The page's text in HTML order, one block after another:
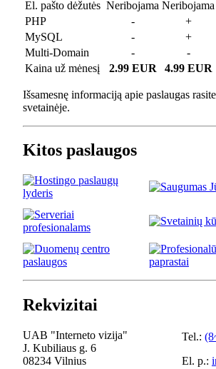
El. pašto dėžutės Neribojama Neribojama
PHP
- +
MySQL
- +
Multi-Domain
- -
Kaina už mėnesį
2.99 EUR 4.99 EUR
Išsamesnę informaciją apie paslaugas rasite
svetainėje.
Kitos paslaugos
Rekvizitai
UAB "Interneto vizija"
J. Kubiliaus g. 6
08234 Vilnius
Tel.:
El. p.: